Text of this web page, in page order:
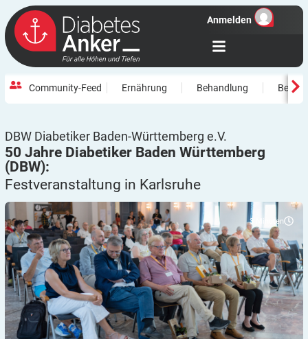
Anmelden
Community-Feed Ernährung Behandlung
DBW Diabetiker Baden-Württemberg e.V.
50 Jahre Diabetiker Baden Württemberg
(DBW):
Festveranstaltung in Karlsruhe
3 Minuten